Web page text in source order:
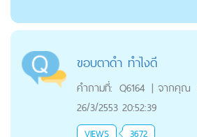
ขอบตาดำ ทำไงดี
คำถามที่: Q6164 | จากคุณ
26/3/2553 20:52:39
VIEWS 3672